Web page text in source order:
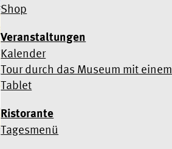
Shop
Veranstaltungen
Kalender
Tour durch das Museum mit einem
Tablet
Ristorante
Tagesmenü